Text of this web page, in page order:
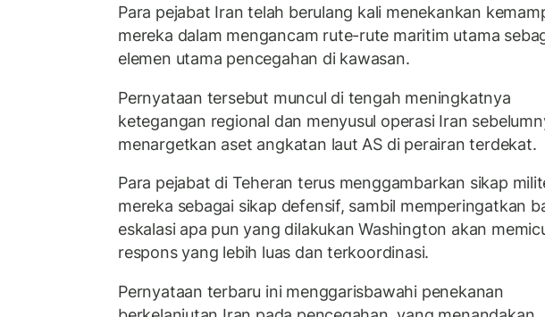
Para pejabat Iran telah berulang kali menekankan
mereka dalam mengancam rute-rute maritim utama
elemen utama pencegahan di kawasan.
Pernyataan tersebut muncul di tengah meningkatnya
ketegangan regional dan menyusul operasi Iran
menargetkan aset angkatan laut AS di perairan terdekat.
Para pejabat di Teheran terus menggambarkan sikap
mereka sebagai sikap defensif, sambil memperingatkan
eskalasi apa pun yang dilakukan Washington akan
respons yang lebih luas dan terkoordinasi.
Pernyataan terbaru ini menggarisbawahi penekanan